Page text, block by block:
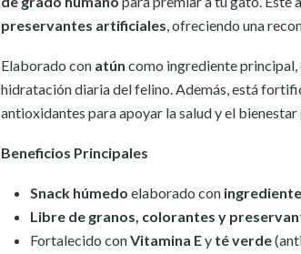
preservantes artificiales, ofreciendo una
Elaborado con atún como ingrediente
hidratación diaria del felino. Además, está
antioxidantes para apoyar la salud y el
Beneficios Principales
Snack húmedo elaborado con
Libre de granos, colorantes y
Fortalecido conVitamina Ey té verde